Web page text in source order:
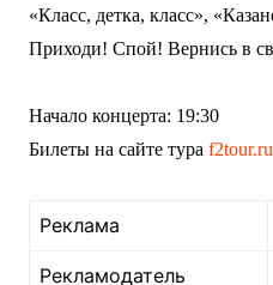
«Класс, детка, класс»,
Приходи! Спой! Вернись в
Начало концерта: 19:30
Билеты на сайте тура f2tour.ru
Реклама
Рекламодатель